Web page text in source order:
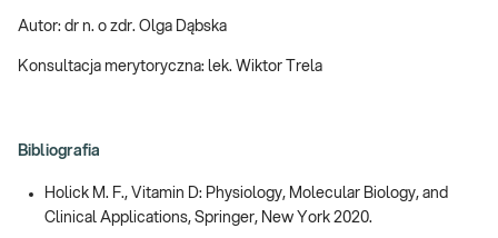
Autor: dr n. o zdr. Olga Dąbska
Konsultacja merytoryczna: lek. Wiktor Trela
Bibliografia
Holick M. F., Vitamin D: Physiology, Molecular Biology, and
Clinical Applications, Springer, New York 2020.